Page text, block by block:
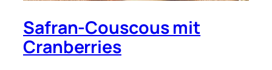
Safran-Couscous mit
Cranberries